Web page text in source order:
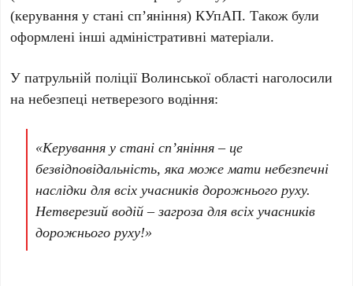
(керування у стані сп’яніння) КУпАП. Також були
оформлені інші адміністративні матеріали.
У патрульній поліції Волинської області наголосили
на небезпеці нетверезого водіння:
«Керування у стані сп’яніння – це
безвідповідальність, яка може мати небезпечні
наслідки для всіх учасників дорожнього руху.
Нетверезий водій – загроза для всіх учасників
дорожнього руху!»